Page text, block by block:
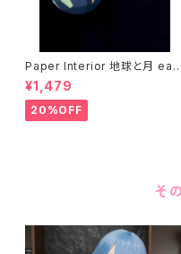
Paper Interior 地球と月 eart
h and moon
¥1,479
20%OFF
そ